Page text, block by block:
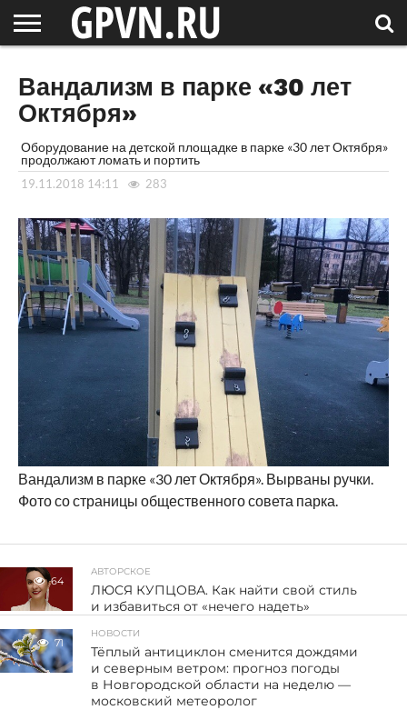
СОСЕДЕЙ
/ МИР
Вандализм в парке «30 лет
Октября»
Оборудование на детской площадке в парке «30 лет Октября»
продолжают ломать и портить
19.11.2018 14:11 283
Вандализм в парке «30 лет Октября». Вырваны ручки.
Фото со страницы общественного совета парка.
64
АВТОРСКОЕ
ЛЮСЯ КУПЦОВА. Как найти свой стиль
и избавиться от «нечего надеть»
71
НОВОСТИ
Тёплый антициклон сменится дождями
и северным ветром: прогноз погоды
в Новгородской области на неделю —
московский метеоролог